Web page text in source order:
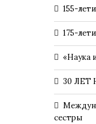
155-
175-
«Наука
30
сестры